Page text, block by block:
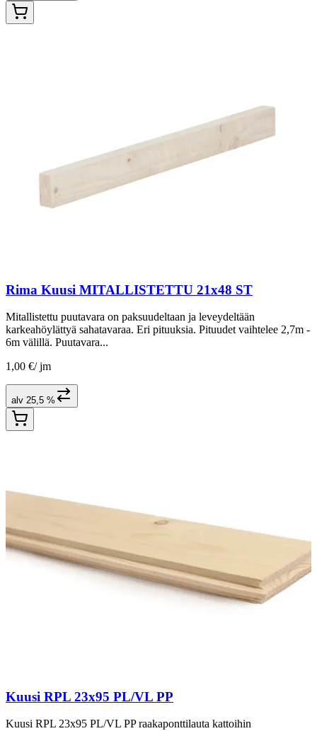
Rima Kuusi MITALLISTETTU 21x48 ST
Mitallistettu puutavara on paksuudeltaan ja leveydeltään
karkeahöylättyä sahatavaraa. Eri pituuksia. Pituudet vaihtelee 2,7m -
6m välillä. Puutavara...
1,00 €/ jm
alv 25,5 %
Kuusi RPL 23x95 PL/VL PP
Kuusi RPL 23x95 PL/VL PP raakaponttilauta kattoihin